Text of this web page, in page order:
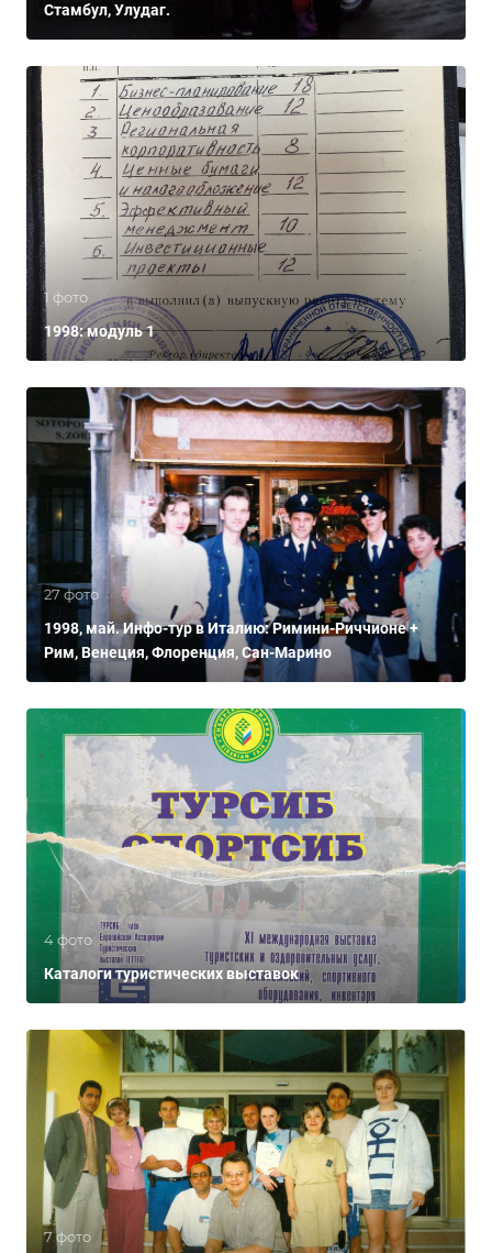
Стамбул, Улудаг.
1 фото
1998: модуль 1
27 фото
1998, май. Инфо-тур в Италию: Римини-Риччионе +
Рим, Венеция, Флоренция, Сан-Марино
4 фото
Каталоги туристических выставок
7 фото